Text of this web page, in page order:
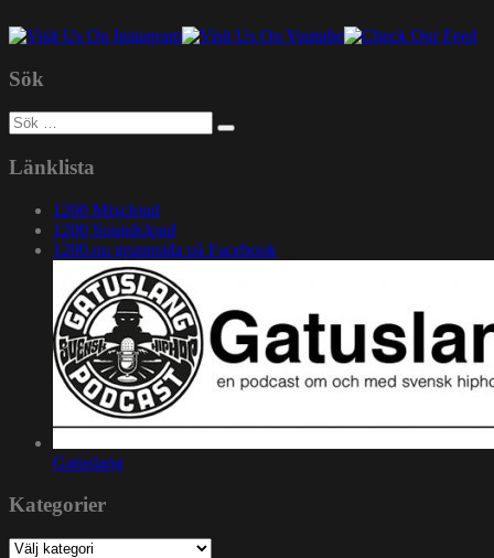
Sök
Sök
efter:
Länklista
1200 Mixcloud
1200 Soundcloud
1200.nu gruppsida på Facebook
Gatuslang
Kategorier
Kategorier